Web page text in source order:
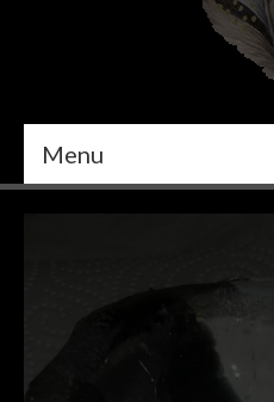
Menu
SCULPTURE
PHOTOGRAPHIE URBEX